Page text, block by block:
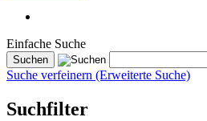
Einfache Suche
Suche verfeinern (Erweiterte Suche)
Suchfilter